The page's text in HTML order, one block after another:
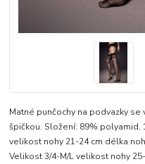
Matné punčochy na podvazky
špičkou. Složení: 89% polyamid,
velikost nohy 21-24 cm délka
Velikost 3/4-M/L velikost nohy